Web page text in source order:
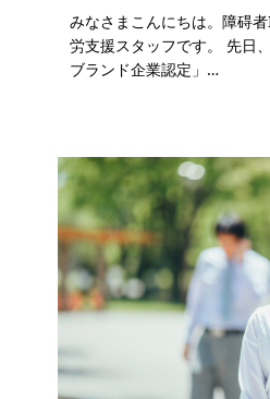
みなさまこんにちは。障碍
労支援スタッフです。 先日
ブランド企業認定」…